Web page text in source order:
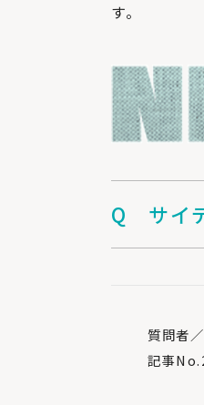
す。
Q サイ
質問者
記事